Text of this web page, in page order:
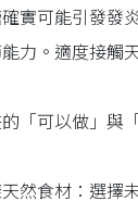
實可能引發發
力。適度接觸
「可以做」與
天然食材：選擇